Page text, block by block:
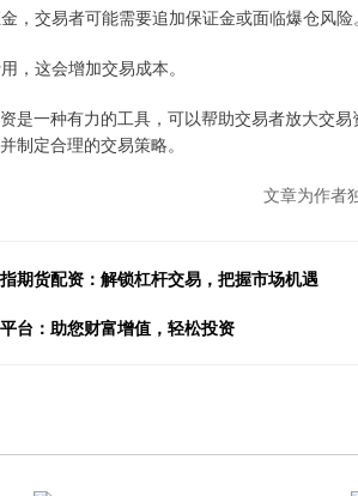
，交易者可能需要追加保证金或面临爆仓风险。
，这会增加交易成本。
是一种有力的工具，可以帮助交易者放大交
制定合理的交易策略。
文章为作者
期货配资：解锁杠杆交易，把握市场机遇
台：助您财富增值，轻松投资